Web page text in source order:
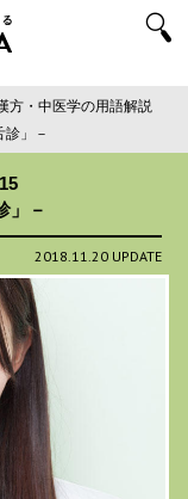
方・中医学の用語解説
診」－
」－
2018.11.20 UPDATE